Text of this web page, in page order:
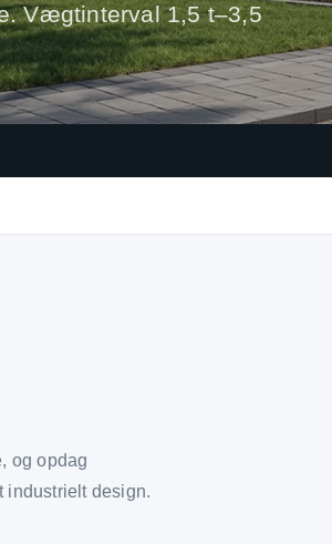
Vægtinterval 1,5 t–3,5
og opdag
industrielt design.